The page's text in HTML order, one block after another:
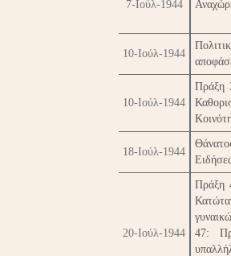
7-Ιούλ-1944
10-Ιούλ-1944
10-Ιούλ-1944
Πράξη
18-Ιούλ-1944
20-Ιούλ-1944
Πράξη
47: